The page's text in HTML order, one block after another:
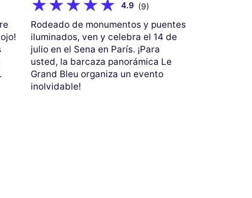
4.9 (9)
Rodeado de monumentos y puentes
iluminados, ven y celebra el 14 de
julio en el Sena en París. ¡Para
usted, la barcaza panorámica Le
Grand Bleu organiza un evento
inolvidable!